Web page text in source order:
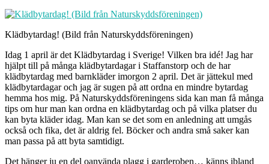
Klädbytardag! (Bild från Naturskyddsföreningen)
Idag 1 april är det Klädbytardag i Sverige! Vilken bra idé! Jag har
hjälpt till på många klädbytardagar i Staffanstorp och de har
klädbytardag med barnkläder imorgon 2 april. Det är jättekul med
klädbytardagar och jag är sugen på att ordna en mindre bytardag
hemma hos mig. På Naturskyddsföreningens sida kan man få många
tips om hur man kan ordna en klädbytardag och på vilka platser du
kan byta kläder idag. Man kan se det som en anledning att umgås
också och fika, det är aldrig fel. Böcker och andra små saker kan
man passa på att byta samtidigt.
Det hänger ju en del oanvända plagg i garderoben… känns ibland